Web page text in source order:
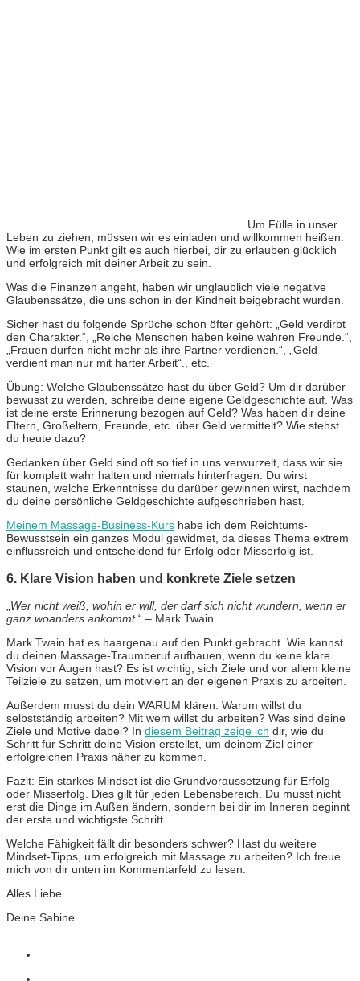
Um Fülle in unser
Leben zu ziehen, müssen wir es einladen und willkommen heißen.
Wie im ersten Punkt gilt es auch hierbei, dir zu erlauben glücklich
und erfolgreich mit deiner Arbeit zu sein.
Was die Finanzen angeht, haben wir unglaublich viele negative
Glaubenssätze, die uns schon in der Kindheit beigebracht wurden.
Sicher hast du folgende Sprüche schon öfter gehört: „Geld verdirbt
den Charakter.“, „Reiche Menschen haben keine wahren Freunde.“,
„Frauen dürfen nicht mehr als ihre Partner verdienen.“, „Geld
verdient man nur mit harter Arbeit“., etc.
Übung: Welche Glaubenssätze hast du über Geld? Um dir darüber
bewusst zu werden, schreibe deine eigene Geldgeschichte auf. Was
ist deine erste Erinnerung bezogen auf Geld? Was haben dir deine
Eltern, Großeltern, Freunde, etc. über Geld vermittelt? Wie stehst
du heute dazu?
Gedanken über Geld sind oft so tief in uns verwurzelt, dass wir sie
für komplett wahr halten und niemals hinterfragen. Du wirst
staunen, welche Erkenntnisse du darüber gewinnen wirst, nachdem
du deine persönliche Geldgeschichte aufgeschrieben hast.
Meinem Massage-Business-Kurs habe ich dem Reichtums-
Bewusstsein ein ganzes Modul gewidmet, da dieses Thema extrem
einflussreich und entscheidend für Erfolg oder Misserfolg ist.
6. Klare Vision haben und konkrete Ziele setzen
Wer nicht weiß, wohin er will, der darf sich nicht wundern, wenn er
ganz woanders ankommt.“ – Mark Twain
Mark Twain hat es haargenau auf den Punkt gebracht. Wie kannst
du deinen Massage-Traumberuf aufbauen, wenn du keine klare
Vision vor Augen hast? Es ist wichtig, sich Ziele und vor allem kleine
Teilziele zu setzen, um motiviert an der eigenen Praxis zu arbeiten.
Außerdem musst du dein WARUM klären: Warum willst du
selbstständig arbeiten? Mit wem willst du arbeiten? Was sind deine
Ziele und Motive dabei? In diesem Beitrag zeige ich dir, wie du
Schritt für Schritt deine Vision erstellst, um deinem Ziel einer
erfolgreichen Praxis näher zu kommen.
Fazit: Ein starkes Mindset ist die Grundvoraussetzung für Erfolg
oder Misserfolg. Dies gilt für jeden Lebensbereich. Du musst nicht
erst die Dinge im Außen ändern, sondern bei dir im Inneren beginnt
der erste und wichtigste Schritt.
Welche Fähigkeit fällt dir besonders schwer? Hast du weitere
Mindset-Tipps, um erfolgreich mit Massage zu arbeiten? Ich freue
mich von dir unten im Kommentarfeld zu lesen.
Alles Liebe
Deine Sabine